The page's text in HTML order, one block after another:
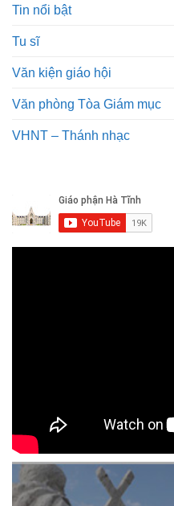
Tin nổi bật
Tu sĩ
Văn kiện giáo hội
Văn phòng Tòa Giám mục
VHNT – Thánh nhạc